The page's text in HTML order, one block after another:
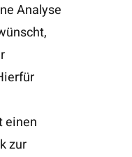
Analyse
einen
zur